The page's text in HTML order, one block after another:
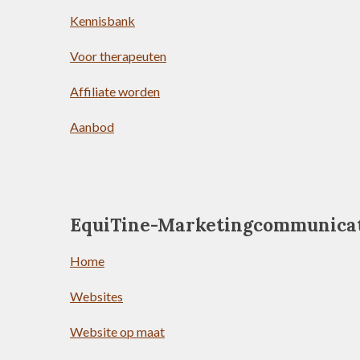
Kennisbank
Voor therapeuten
Affiliate worden
Aanbod
EquiTine-
Home
Websites
Website op maat